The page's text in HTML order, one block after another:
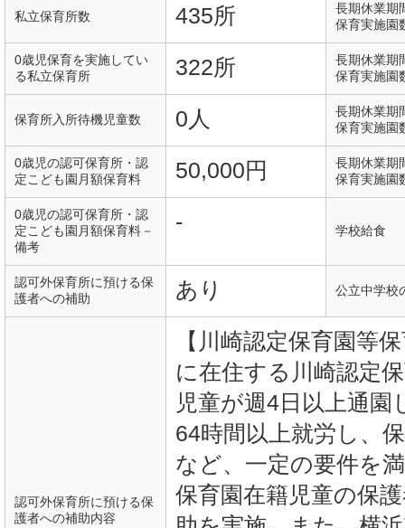
私立保育所数 435所
長期休業期
保育実施園
0歳児保育を実施してい
る私立保育所
322所
長期休業期
保育実施園
保育所入所待機児童数 0人
長期休業期
保育実施園
0歳児の認可保育所・認
定こども園月額保育料
50,000円
長期休業期
保育実施園
0歳児の認可保育所・認
定こども園月額保育料－
備考
- 学校給食
認可外保育所に預ける保
護者への補助
あり 公立中学校
認可外保育所に預ける保
護者への補助内容
【川崎認定保育園等
に在住する川崎認定
児童が週4日以上通
64時間以上就労し、
など、一定の要件を
保育園在籍児童の保